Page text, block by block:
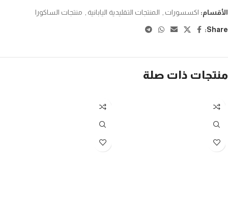
الأقسام: اكسسورات المنتجات التقليدية اليابانية منتجات الساكورا
Share:
منتجات ذات صلة